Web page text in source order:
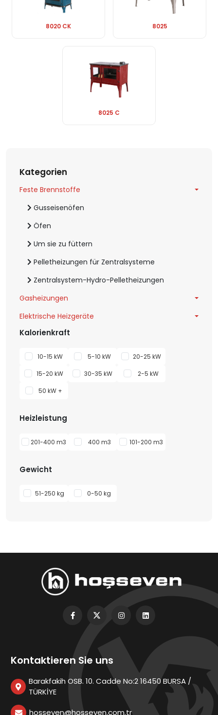
Kategorien
Elektrische Heizgeräte
Gasheizungen
Feste Brennstoffe
Gusseisenöfen
Öfen
Um sie zu füttern
Pelletheizungen für Zentralsysteme
Zentralsystem-Hydro-Pelletheizungen
Kalorienkraft
10-15 kW 5-10 kW 20-25 kW
15-20 kW 30-35 kW 2-5 kW
50 kW +
Heizleistung
201-400 m3 400 m3 101-200 m3
Gewicht
51-250 kg 0-50 kg
8020 CK 8025
8025 C
Kontaktieren Sie uns
Barakfakih OSB. 10. Cadde No:2 16450 BURSA /
TÜRKİYE
hosseven@hosseven.com.tr